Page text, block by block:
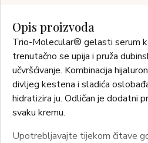
Opis proizvoda
Trio-Molecular® gelasti serum
trenutačno se upija i pruža
učvršćivanje. Kombinacija
divljeg kestena i sladića
hidratizira ju. Odličan je dodatni
svaku kremu.
Upotrebljavajte tijekom čitave